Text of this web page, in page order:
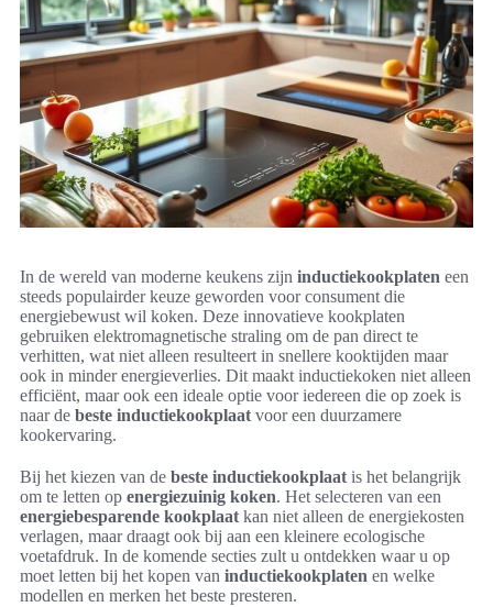
In de wereld van moderne keukens zijn inductiekookplaten een
steeds populairder keuze geworden voor consument die
energiebewust wil koken. Deze innovatieve kookplaten
gebruiken elektromagnetische straling om de pan direct te
verhitten, wat niet alleen resulteert in snellere kooktijden maar
ook in minder energieverlies. Dit maakt inductiekoken niet alleen
efficiënt, maar ook een ideale optie voor iedereen die op zoek is
naar de beste inductiekookplaat voor een duurzamere
kookervaring.
Bij het kiezen van de beste inductiekookplaat is het belangrijk
om te letten op energiezuinig koken. Het selecteren van een
energiebesparende kookplaat kan niet alleen de energiekosten
verlagen, maar draagt ook bij aan een kleinere ecologische
voetafdruk. In de komende secties zult u ontdekken waar u op
moet letten bij het kopen van inductiekookplaten en welke
modellen en merken het beste presteren.